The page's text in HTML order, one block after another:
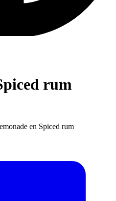
rum
en Spiced rum